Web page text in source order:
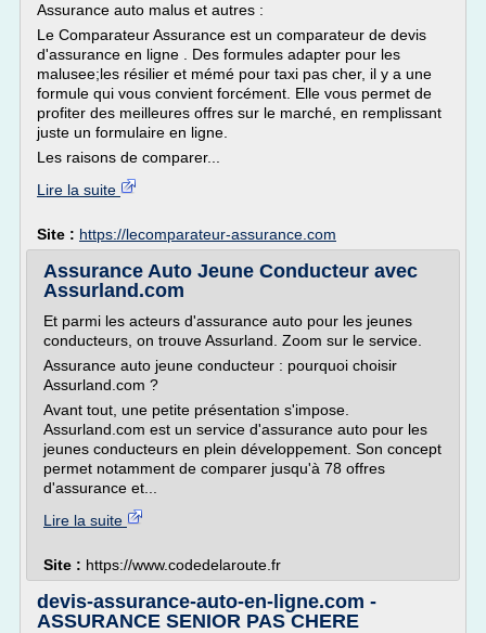
Assurance auto malus et autres :
Le Comparateur Assurance est un comparateur de devis
d'assurance en ligne . Des formules adapter pour les
malusee;les résilier et mémé pour taxi pas cher, il y a une
formule qui vous convient forcément. Elle vous permet de
profiter des meilleures offres sur le marché, en remplissant
juste un formulaire en ligne.
Les raisons de comparer...
Lire la suite
Site : https://lecomparateur-assurance.com
Assurance Auto Jeune Conducteur avec
Assurland.com
Et parmi les acteurs d'assurance auto pour les jeunes
conducteurs, on trouve Assurland. Zoom sur le service.
Assurance auto jeune conducteur : pourquoi choisir
Assurland.com ?
Avant tout, une petite présentation s'impose.
Assurland.com est un service d'assurance auto pour les
jeunes conducteurs en plein développement. Son concept
permet notamment de comparer jusqu'à 78 offres
d'assurance et...
Lire la suite
Site : https://www.codedelaroute.fr
devis-assurance-auto-en-ligne.com -
ASSURANCE SENIOR PAS CHERE